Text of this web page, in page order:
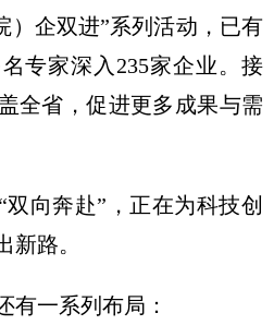
）企双进”系列活动，已有
专家深入235家企业。接
全省，促进更多成果与需
向奔赴”，正在为科技创
新路。
有一系列布局：